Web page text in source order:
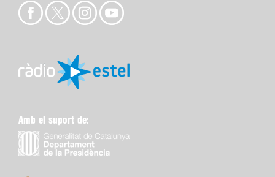
Amb el suport de: